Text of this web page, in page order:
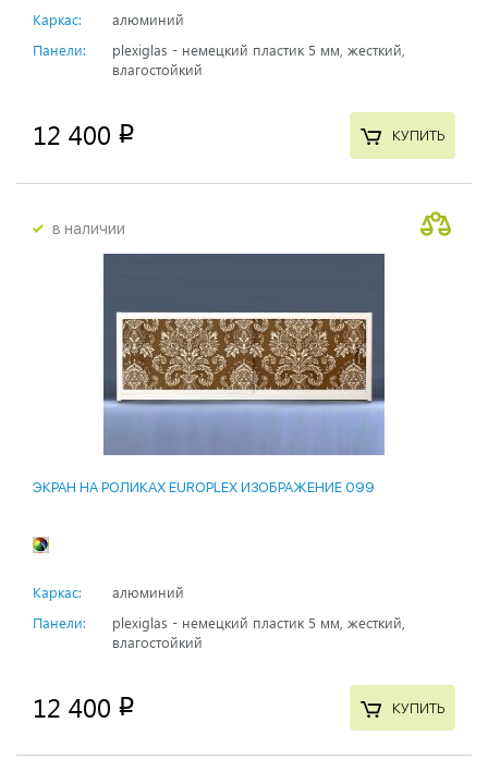
Каркас:
алюминий
Панели:
plexiglas - немецкий пластик 5 мм, жесткий,
влагостойкий
12 400 p КУПИТЬ
в наличии
ЭКРАН НА РОЛИКАХ EUROPLEX ИЗОБРАЖЕНИЕ 099
Каркас:
алюминий
Панели:
plexiglas - немецкий пластик 5 мм, жесткий,
влагостойкий
12 400 p КУПИТЬ